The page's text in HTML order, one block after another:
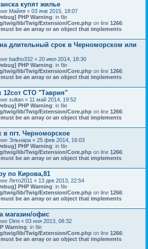
купят жилье
Майяя « 03 янв 2015, 18:07
PHP Warning: in file
twig/lib/Twig/Extension/Core.php on line 1266:
be an array or an object that implements
длительный срок в Черноморском или
badho332 « 20 июл 2014, 18:30
PHP Warning: in file
twig/lib/Twig/Extension/Core.php on line 1266:
be an array or an object that implements
12сот СТО "Таврия"
sultan « 11 май 2014, 19:52
PHP Warning: in file
twig/lib/Twig/Extension/Core.php on line 1266:
be an array or an object that implements
в пгт. Черноморское
Эльнара « 25 фев 2014, 16:03
PHP Warning: in file
twig/lib/Twig/Extension/Core.php on line 1266:
be an array or an object that implements
по Кирова,81
Лето2011 « 13 дек 2013, 22:54
PHP Warning: in file
twig/lib/Twig/Extension/Core.php on line 1266:
be an array or an object that implements
магазин/офис
Dimi « 03 ноя 2013, 08:32
Warning: in file
twig/lib/Twig/Extension/Core.php on line 1266:
be an array or an object that implements